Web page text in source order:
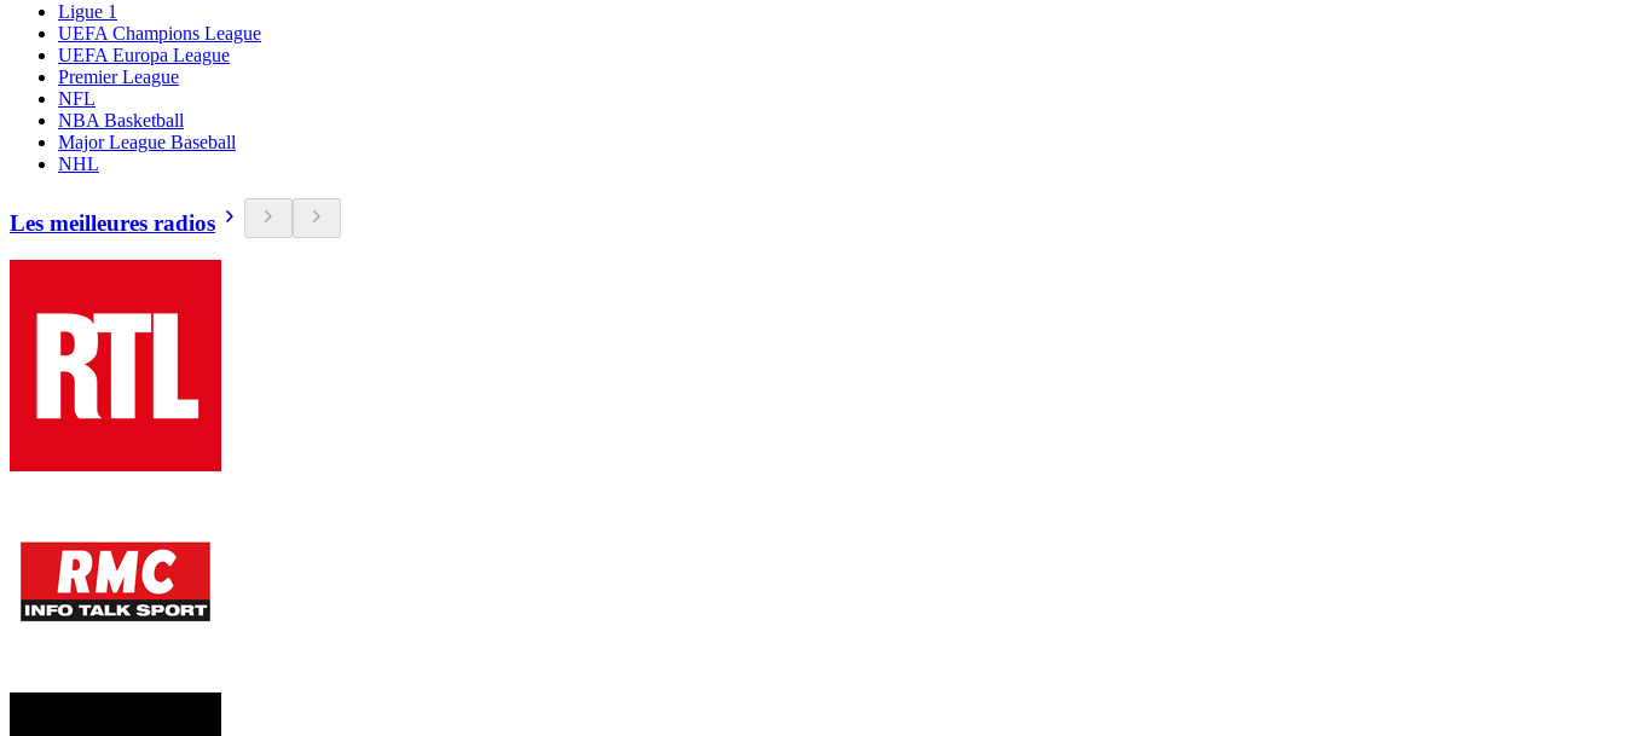
Ligue 1
UEFA Champions League
UEFA Europa League
Premier League
NFL
NBA Basketball
Major League Baseball
NHL
Les meilleures radios